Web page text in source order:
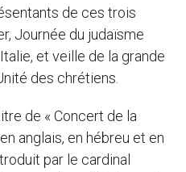
de ces trois
Journée du judaïsme
et veille de la grande
des chrétiens.
de « Concert de la
anglais, en hébreu et en
par le cardinal